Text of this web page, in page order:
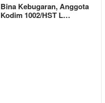
Bina Kebugaran, Anggota
Kodim 1002/HST L…